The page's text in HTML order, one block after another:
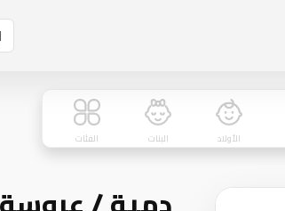
الأولاد البنات الفئات